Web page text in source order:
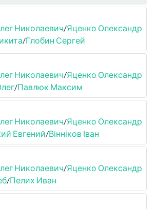
Николаевич/Яценко Олександр
/Глобин Сергей
Николаевич/Яценко Олександр
/Павлюк Максим
Николаевич/Яценко Олександр
Евгений/Вінніков Іван
Николаевич/Яценко Олександр
/Пелих Иван